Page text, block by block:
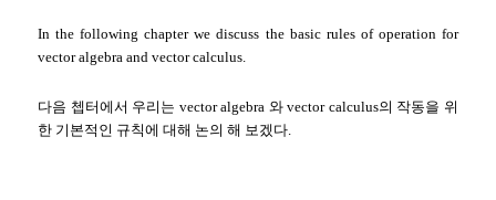
In the following chapter we discuss the basic rules of operation for
vector algebra and vector calculus.
다음 쳅터에서 우리는 vector algebra 와 vector calculus의 작동을 위
한 기본적인 규칙에 대해 논의 해 보겠다.